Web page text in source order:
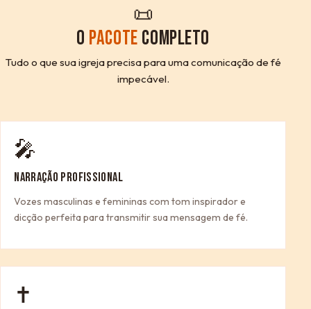
📜
O PACOTE COMPLETO
Tudo o que sua igreja precisa para uma comunicação de fé
impecável.
🎤
NARRAÇÃO PROFISSIONAL
Vozes masculinas e femininas com tom inspirador e
dicção perfeita para transmitir sua mensagem de fé.
✝